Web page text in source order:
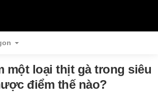
một loại thịt gà trong siêu
điểm thế nào?